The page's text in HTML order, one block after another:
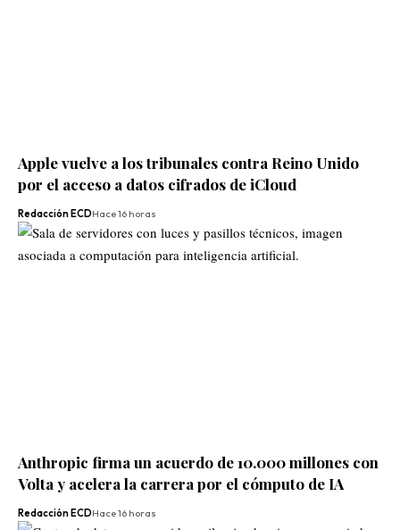
Apple vuelve a los tribunales contra Reino Unido
por el acceso a datos cifrados de iCloud
Redacción ECDHace 16 horas
Anthropic firma un acuerdo de 10.000 millones con
Volta y acelera la carrera por el cómputo de IA
Redacción ECDHace 16 horas